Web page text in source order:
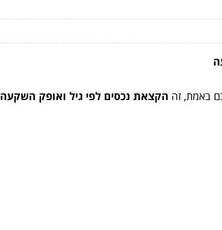
באמת, זה הקצאת נכסים לפי גיל ואופק השקעה